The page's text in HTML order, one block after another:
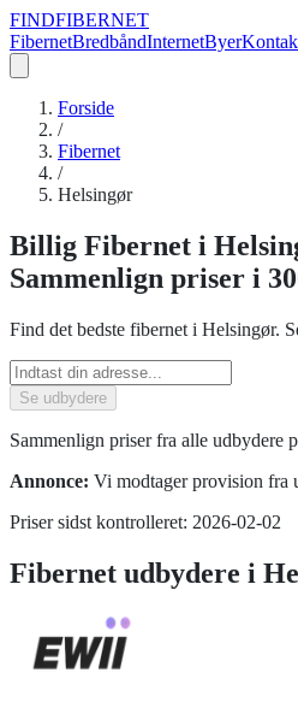
FINDFIBERNET
FibernetBredbåndInternetByer
Forside
/
Fibernet
/
Helsingør
Billig Fibernet i
Sammenlign priser i
Find det bedste fibernet i Helsingør.
Se udbydere
Sammenlign priser fra alle udbydere
Annonce: Vi modtager provision fra
Priser sidst kontrolleret: 2026-02-02
Fibernet udbydere i